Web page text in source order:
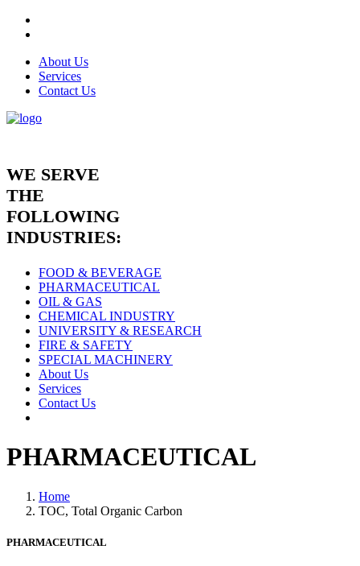
About Us
Services
Contact Us
WE SERVE
THE
FOLLOWING
INDUSTRIES:
FOOD & BEVERAGE
PHARMACEUTICAL
OIL & GAS
CHEMICAL INDUSTRY
UNIVERSITY & RESEARCH
FIRE & SAFETY
SPECIAL MACHINERY
About Us
Services
Contact Us
PHARMACEUTICAL
Home
TOC, Total Organic Carbon
PHARMACEUTICAL